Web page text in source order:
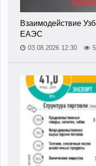
Взаимодействие
ЕАЭС
03.08.2026 12:30